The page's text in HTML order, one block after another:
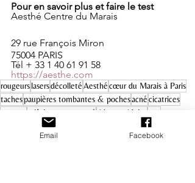
Pour en savoir plus et faire le test
Aesthé Centre du Marais
29 rue François Miron
75004 PARIS
Tél + 33 1 40 61 91 58
https://aesthe.com
rougeurslasersdécolletéAesthécœur du Marais à Paris
tachespaupières tombantes & pochesacnécicatrices
relâchement cutané rides et ridules
Médecine esthétique
Beauté & Parfums
Email Facebook